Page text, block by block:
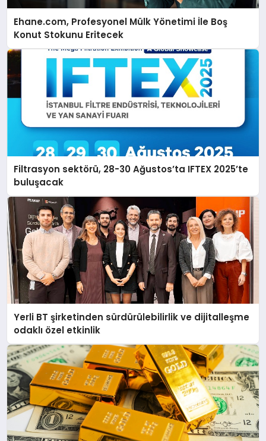
Ehane.com, Profesyonel Mülk Yönetimi İle Boş
Konut Stokunu Eritecek
Filtrasyon sektörü, 28-30 Ağustos’ta IFTEX 2025’te
buluşacak
Yerli BT şirketinden sürdürülebilirlik ve dijitalleşme
odaklı özel etkinlik